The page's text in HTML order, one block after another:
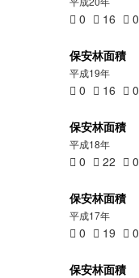
0 16 0
保安林面積
平成19年
0 16 0
保安林面積
平成18年
0 22 0
保安林面積
平成17年
0 19 0
保安林面積